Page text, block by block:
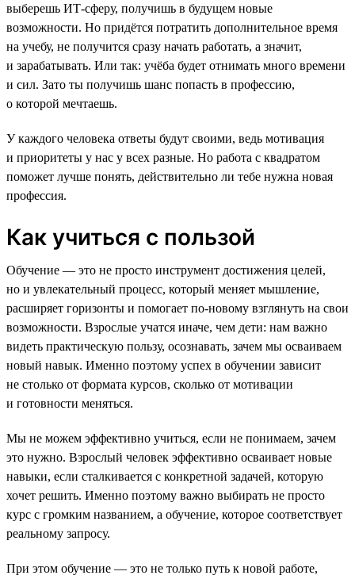
выберешь ИТ-сферу, получишь в будущем новые
возможности. Но придётся потратить дополнительное время
на учебу, не получится сразу начать работать, а значит,
и зарабатывать. Или так: учёба будет отнимать много времени
и сил. Зато ты получишь шанс попасть в профессию,
о которой мечтаешь.
У каждого человека ответы будут своими, ведь мотивация
и приоритеты у нас у всех разные. Но работа с квадратом
поможет лучше понять, действительно ли тебе нужна новая
профессия.
Как учиться с пользой
Обучение — это не просто инструмент достижения целей,
но и увлекательный процесс, который меняет мышление,
расширяет горизонты и помогает по-новому взглянуть на свои
возможности. Взрослые учатся иначе, чем дети: нам важно
видеть практическую пользу, осознавать, зачем мы осваиваем
новый навык. Именно поэтому успех в обучении зависит
не столько от формата курсов, сколько от мотивации
и готовности меняться.
Мы не можем эффективно учиться, если не понимаем, зачем
это нужно. Взрослый человек эффективно осваивает новые
навыки, если сталкивается с конкретной задачей, которую
хочет решить. Именно поэтому важно выбирать не просто
курс с громким названием, а обучение, которое соответствует
реальному запросу.
При этом обучение — это не только путь к новой работе,